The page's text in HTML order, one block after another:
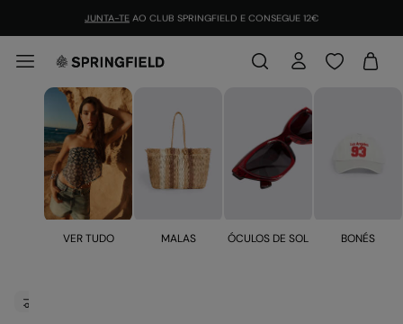
JUNTA-TE AO CLUB SPRINGFIELD E CONSEGUE 12€
Nécessaires para Mulher
VER TUDO MALAS ÓCULOS DE SOL BONÉS